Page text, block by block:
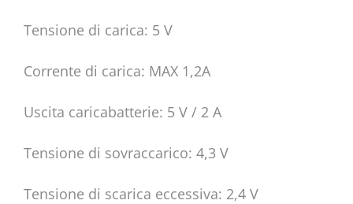
Tensione di carica: 5 V
Corrente di carica: MAX 1,2A
Uscita caricabatterie: 5 V / 2 A
Tensione di sovraccarico: 4,3 V
Tensione di scarica eccessiva: 2,4 V